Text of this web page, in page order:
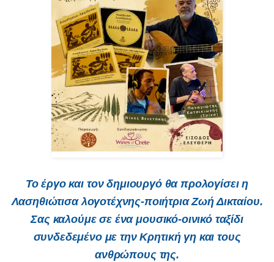
Το έργο και τον δημιουργό θα προλογίσει η
Λασηθιώτισα λογοτέχνης-ποιήτρια Ζωή Δικταίου.
Σας καλούμε σε ένα μουσικό-οινικό ταξίδι
συνδεδεμένο με την Κρητική γη και τους
ανθρώπους της.